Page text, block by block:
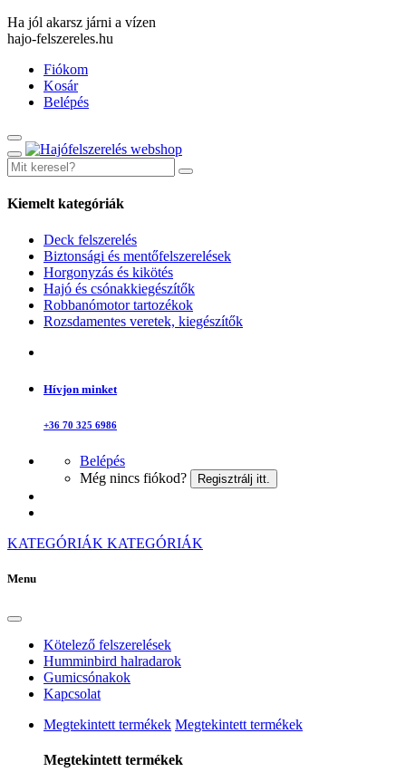
Ha jól akarsz járni a vízen
hajo-felszereles.hu
Fiókom
Kosár
Belépés
Kiemelt kategóriák
Deck felszerelés
Biztonsági és mentőfelszerelések
Horgonyzás és kikötés
Hajó és csónakkiegészítők
Robbanómotor tartozékok
Rozsdamentes veretek, kiegészítők
Hívjon minket
+36 70 325 6986
Belépés
Még nincs fiókod?
Regisztrálj itt.
KATEGÓRIÁK KATEGÓRIÁK
Menu
Kötelező felszerelések
Humminbird halradarok
Gumicsónakok
Kapcsolat
Megtekintett termékek Megtekintett termékek
Megtekintett termékek